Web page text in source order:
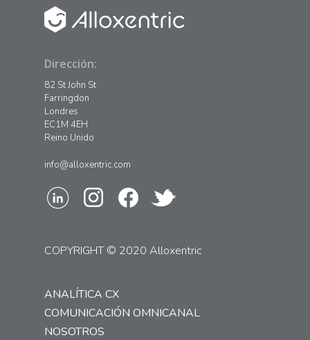
Dirección:
82 St John St
Farringdon
Londres
EC1M 4EH
Reino Unido
info@alloxentric.com
COPYRIGHT © 2020 Alloxentric
ANALÍTICA CX
COMUNICACIÓN OMNICANAL
NOSOTROS